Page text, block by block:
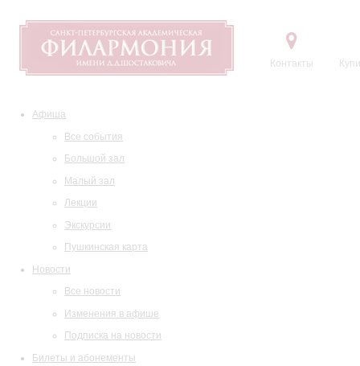
Контакты
Афиша
Все события
Большой зал
Малый зал
Лекции
Экскурсии
Пушкинская карта
Новости
Все новости
Изменения в афише
Подписка на новости
Билеты и абонементы